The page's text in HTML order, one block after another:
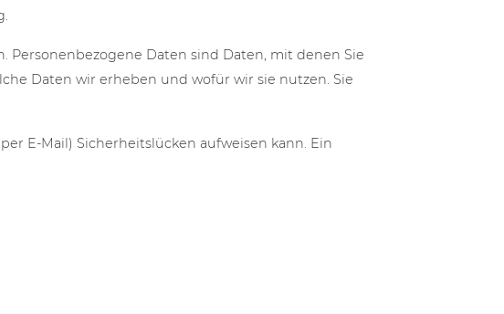
Personenbezogene Daten sind Daten, mit denen Sie
Daten wir erheben und wofür wir sie nutzen. Sie
E-Mail) Sicherheitslücken aufweisen kann. Ein